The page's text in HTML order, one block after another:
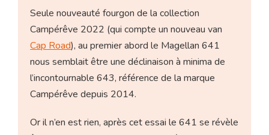
Seule nouveauté fourgon de la collection
Campérêve 2022 (qui compte un nouveau van
Cap Road), au premier abord le Magellan 641
nous semblait être une déclinaison à minima de
l’incontournable 643, référence de la marque
Campérêve depuis 2014.
Or il n’en est rien, après cet essai le 641 se révèle